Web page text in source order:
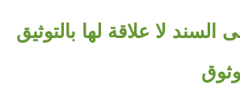
لا علاقة لها بالتوثيق